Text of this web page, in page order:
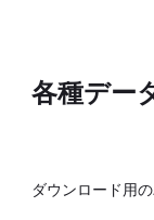
各種デー
ダウンロード用